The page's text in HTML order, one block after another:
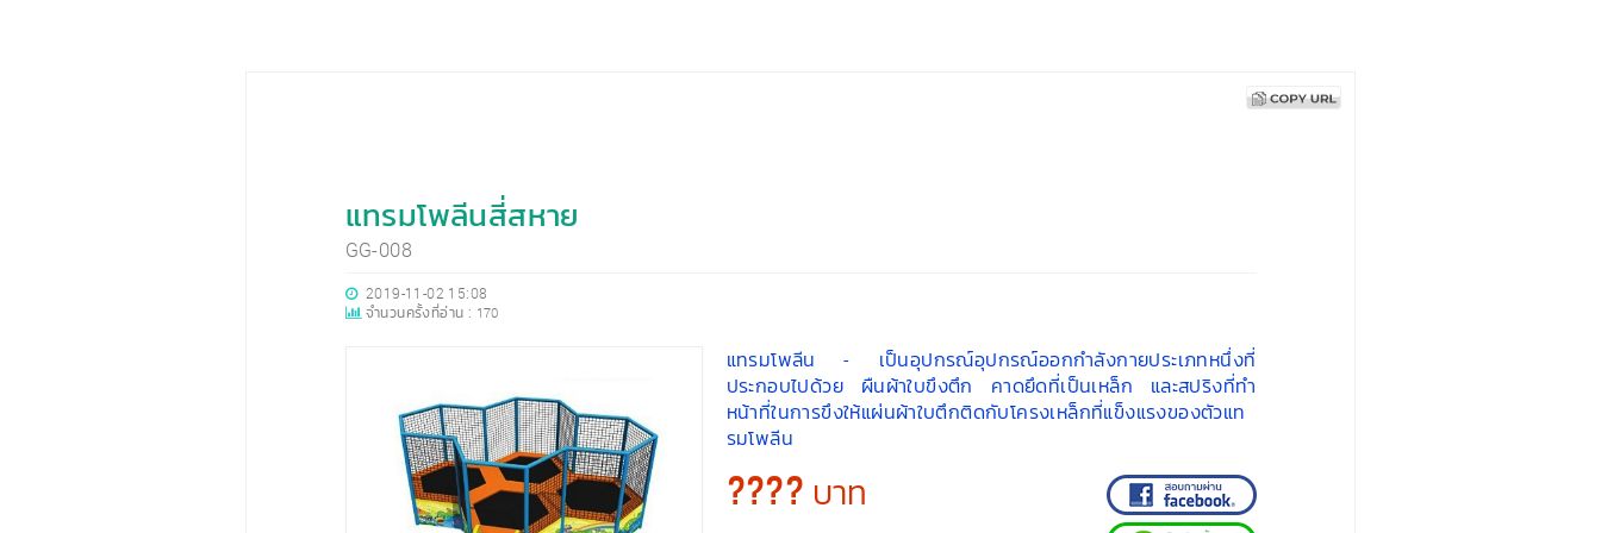
แทรมโพลีนสี่สหาย
GG-008
2019-11-02 15:08
จำนวนครั้งที่อ่าน : 170
แทรมโพลีน - เป็นอุปกรณ์อุปกรณ์ออกกำลังกายประเภทหนึ่งที่
ประกอบไปด้วย ผืนผ้าใบขึงตึก คาดยึดที่เป็นเหล็ก และสปริงที่ทำ
หน้าที่ในการขึงให้แผ่นผ้าใบตึกติดกับโครงเหล็กที่แข็งแรงของตัวแท
รมโพลีน
???? บาท